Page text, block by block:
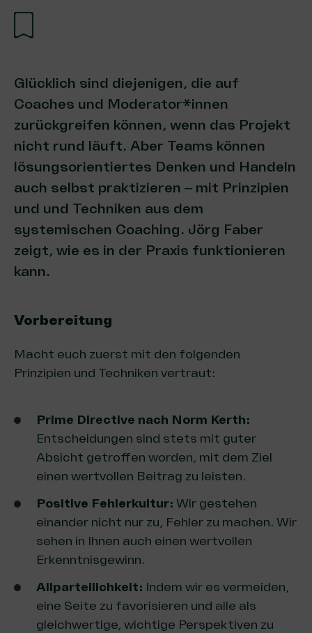
Glücklich sind diejenigen, die auf
Coaches und Moderator*innen
zurückgreifen können, wenn das Projekt
nicht rund läuft. Aber Teams können
lösungsorientiertes Denken und Handeln
auch selbst praktizieren – mit Prinzipien
und und Techniken aus dem
systemischen Coaching. Jörg Faber
zeigt, wie es in der Praxis funktionieren
kann.
Vorbereitung
Macht euch zuerst mit den folgenden
Prinzipien und Techniken vertraut:
Prime Directive nach Norm Kerth:
Entscheidungen sind stets mit guter
Absicht getroffen worden, mit dem Ziel
einen wertvollen Beitrag zu leisten.
Positive Fehlerkultur: Wir gestehen
einander nicht nur zu, Fehler zu machen. Wir
sehen in Ihnen auch einen wertvollen
Erkenntnisgewinn.
Allparteilichkeit: Indem wir es vermeiden,
eine Seite zu favorisieren und alle als
gleichwertige, wichtige Perspektiven zu